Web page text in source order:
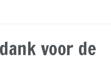
voor de